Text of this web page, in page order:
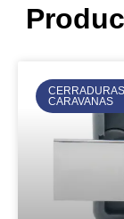
CARAVANAS